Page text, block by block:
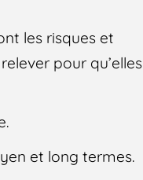
les risques et
pour qu’elles
et long termes.